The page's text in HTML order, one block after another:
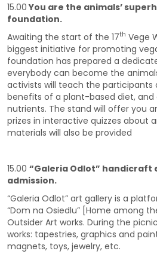
15.00You are the animals’
foundation.
Awaiting the start of the 17th Vege
biggest initiative for promoting
foundation has prepared a
everybody can become the
activists will teach the participants
benefits of a plant-based diet, and
nutrients. The stand will offer you
prizes in interactive quizzes about
materials will also be provided
15.00 “Galeria Odlot” handicraft
admission.
“Galeria Odlot” art gallery is a
“Dom na Osiedlu” [Home among
Outsider Art works. During the
works: tapestries, graphics and
magnets, toys, jewelry, etc.